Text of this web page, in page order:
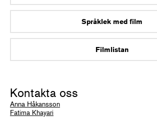
Språklek med film
Filmlistan
Kontakta oss
Anna Håkansson
Fatima Khayari